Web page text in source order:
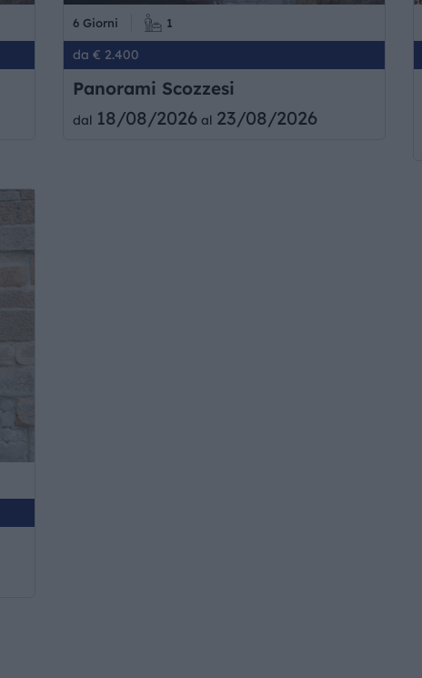
6 Giorni 1
da € 2.400
Panorami Scozzesi
dal 18/08/2026al 23/08/2026